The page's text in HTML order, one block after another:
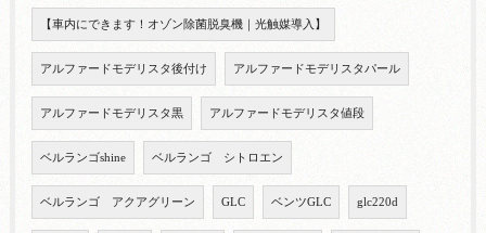
【車内にできます！オゾン除菌脱臭機｜光触媒導入】
アルファードモデリスタ後付け アルファードモデリスタパール
アルファードモデリスタ黒 アルファードモデリスタ値段
ベルランゴshine ベルランゴ シトロエン
ベルランゴ アクアグリーン GLC ベンツGLC glc220d